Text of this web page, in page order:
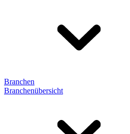
Branchen
Branchenübersicht